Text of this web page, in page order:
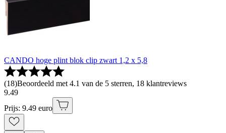
CANDO hoge plint blok clip zwart 1,2 x 5,8
(18)Beoordeeld met 4.1 van de 5 sterren, 18 klantreviews
9.49
Prijs: 9.49 euro